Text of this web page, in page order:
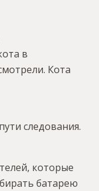
в
Кота
следования.
которые
батарею